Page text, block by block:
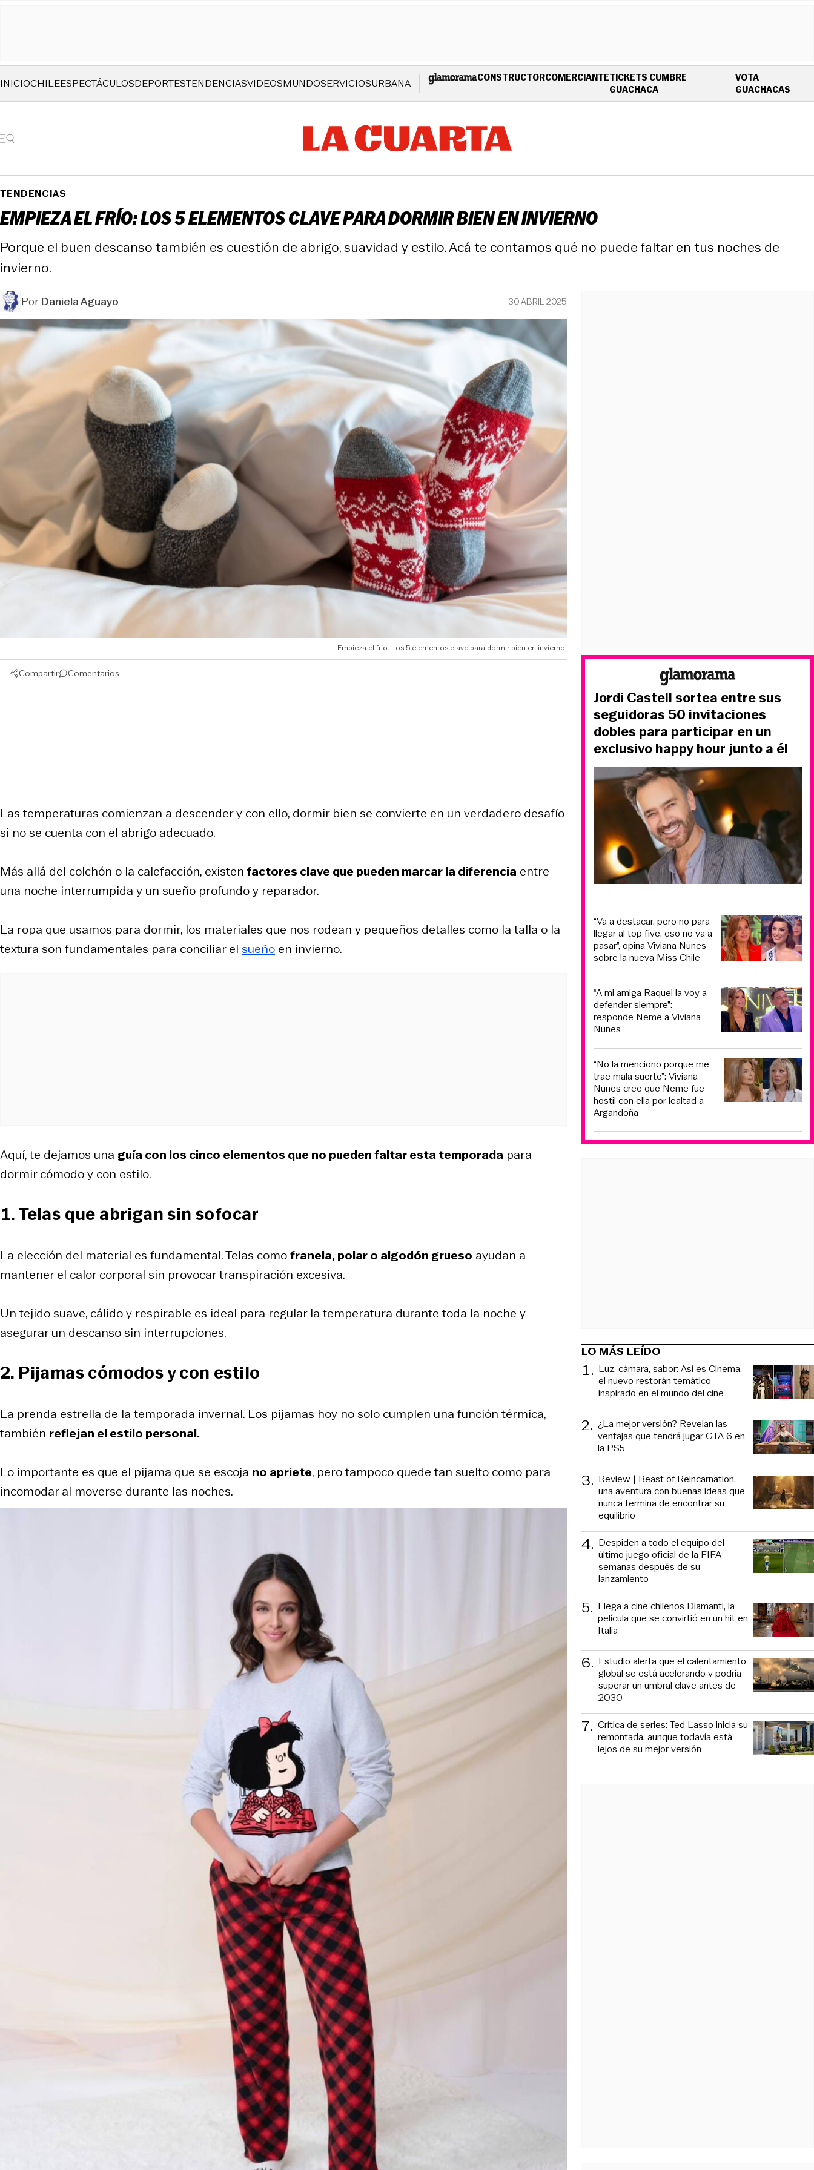
INICIOCHILEESPECTÁCULOSDEPORTESTENDENCIASVIDEOSMUNDOSERVICIOSURBANA CONSTRUCTORCOMERCIANTETICKETS CUMBRE
GUACHACAOPENS IN NEW WINDOW
VOTA
GUACHACAS
TENDENCIAS
EMPIEZA EL FRÍO: LOS 5 ELEMENTOS CLAVE PARA DORMIR BIEN EN INVIERNO
Porque el buen descanso también es cuestión de abrigo, suavidad y estilo. Acá te contamos qué no puede faltar en tus noches de
invierno.
PorDaniela Aguayo 30 ABRIL 2025
Empieza el frío: Los 5 elementos clave para dormir bien en invierno.
Compartir Comentarios
Las temperaturas comienzan a descender y con ello, dormir bien se convierte en un verdadero desafío
si no se cuenta con el abrigo adecuado.
Más allá del colchón o la calefacción, existenfactores clave que pueden marcar la diferencia entre
una noche interrumpida y un sueño profundo y reparador.
La ropa que usamos para dormir, los materiales que nos rodean y pequeños detalles como la talla o la
textura son fundamentales para conciliar el sueño en invierno.
Aquí, te dejamos una guía con los cinco elementos que no pueden faltar esta temporada para
dormir cómodo y con estilo.
1. Telas que abrigan sin sofocar
La elección del material es fundamental. Telas comofranela, polar o algodón grueso ayudan a
mantener el calor corporal sin provocar transpiración excesiva.
Un tejido suave, cálido y respirable es ideal para regular la temperatura durante toda la noche y
asegurar un descanso sin interrupciones.
2. Pijamas cómodos y con estilo
La prenda estrella de la temporada invernal. Los pijamas hoy no solo cumplen una función térmica,
también reflejan el estilo personal.
Lo importante es que el pijama que se escoja no apriete, pero tampoco quede tan suelto como para
incomodar al moverse durante las noches.
Jordi Castell sortea entre sus
seguidoras 50 invitaciones
dobles para participar en un
exclusivo happy hour junto a él
“Va a destacar, pero no para
llegar al top five, eso no va a
pasar”, opina Viviana Nunes
sobre la nueva Miss Chile
“A mi amiga Raquel la voy a
defender siempre”:
responde Neme a Viviana
Nunes
“No la menciono porque me
trae mala suerte”: Viviana
Nunes cree que Neme fue
hostil con ella por lealtad a
Argandoña
LO MÁS LEÍDO
1. Luz, cámara, sabor: Así es Cinema,
el nuevo restorán temático
inspirado en el mundo del cine
2. ¿La mejor versión? Revelan las
ventajas que tendrá jugar GTA 6 en
la PS5
3. Review | Beast of Reincarnation,
una aventura con buenas ideas que
nunca termina de encontrar su
equilibrio
4. Despiden a todo el equipo del
último juego oficial de la FIFA
semanas después de su
lanzamiento
5. Llega a cine chilenos Diamanti, la
película que se convirtió en un hit en
Italia
6. Estudio alerta que el calentamiento
global se está acelerando y podría
superar un umbral clave antes de
2030
7. Crítica de series: Ted Lasso inicia su
remontada, aunque todavía está
lejos de su mejor versión